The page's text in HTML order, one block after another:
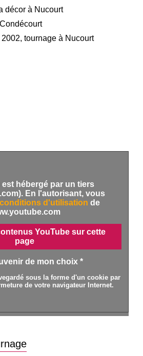
décor à Nucourt
tournage à Nucourt
hébergé par un tiers
En l'autorisant, vous
conditions d'utilisation de
YouTube sur cette
page
de mon choix *
sous la forme d'un cookie par
de votre navigateur Internet.